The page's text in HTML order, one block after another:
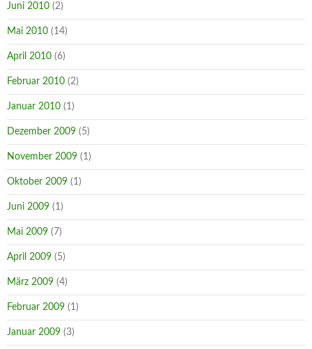
Juni 2010 (2)
Mai 2010 (14)
April 2010 (6)
Februar 2010 (2)
Januar 2010 (1)
Dezember 2009 (5)
November 2009 (1)
Oktober 2009 (1)
Juni 2009 (1)
Mai 2009 (7)
April 2009 (5)
März 2009 (4)
Februar 2009 (1)
Januar 2009 (3)